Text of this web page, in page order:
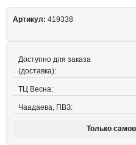
Артикул: 419338
Доступно для заказа
(доставка):
ТЦ Весна:
Чаадаева, ПВЗ:
Только